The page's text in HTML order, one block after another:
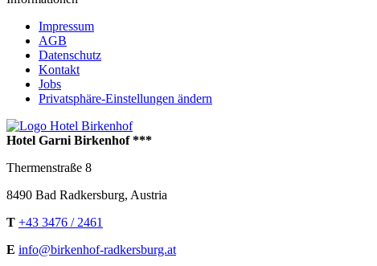
Impressum
AGB
Datenschutz
Kontakt
Jobs
Privatsphäre-Einstellungen ändern
Hotel Garni Birkenhof ***
Thermenstraße 8
8490 Bad Radkersburg, Austria
T +43 3476 / 2461
E info@birkenhof-radkersburg.at